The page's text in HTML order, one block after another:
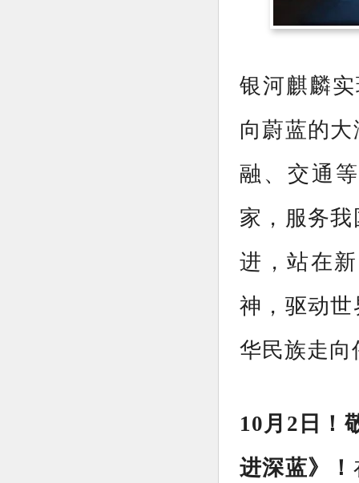
银河麒麟
向蔚蓝的
融、交通
家，服务
进，站在
神，驱动
华民族走向
10月2日！
进深蓝》！